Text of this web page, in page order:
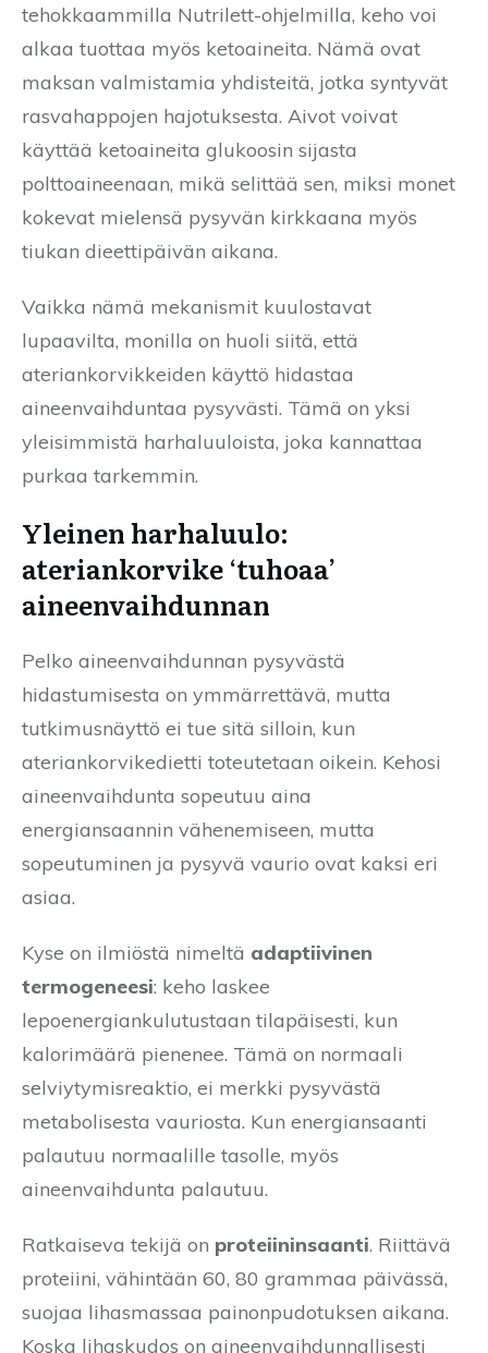
tehokkaammilla Nutrilett-ohjelmilla, keho voi
alkaa tuottaa myös ketoaineita. Nämä ovat
maksan valmistamia yhdisteitä, jotka syntyvät
rasvahappojen hajotuksesta. Aivot voivat
käyttää ketoaineita glukoosin sijasta
polttoaineenaan, mikä selittää sen, miksi monet
kokevat mielensä pysyvän kirkkaana myös
tiukan dieettipäivän aikana.
Vaikka nämä mekanismit kuulostavat
lupaavilta, monilla on huoli siitä, että
ateriankorvikkeiden käyttö hidastaa
aineenvaihduntaa pysyvästi. Tämä on yksi
yleisimmistä harhaluuloista, joka kannattaa
purkaa tarkemmin.
Yleinen harhaluulo:
ateriankorvike ‘tuhoaa’
aineenvaihdunnan
Pelko aineenvaihdunnan pysyvästä
hidastumisesta on ymmärrettävä, mutta
tutkimusnäyttö ei tue sitä silloin, kun
ateriankorvikedietti toteutetaan oikein. Kehosi
aineenvaihdunta sopeutuu aina
energiansaannin vähenemiseen, mutta
sopeutuminen ja pysyvä vaurio ovat kaksi eri
asiaa.
Kyse on ilmiöstä nimeltä adaptiivinen
termogeneesi: keho laskee
lepoenergiankulutustaan tilapäisesti, kun
kalorimäärä pienenee. Tämä on normaali
selviytymisreaktio, ei merkki pysyvästä
metabolisesta vauriosta. Kun energiansaanti
palautuu normaalille tasolle, myös
aineenvaihdunta palautuu.
Ratkaiseva tekijä on proteiininsaanti. Riittävä
proteiini, vähintään 60, 80 grammaa päivässä,
suojaa lihasmassaa painonpudotuksen aikana.
Koska lihaskudos on aineenvaihdunnallisesti